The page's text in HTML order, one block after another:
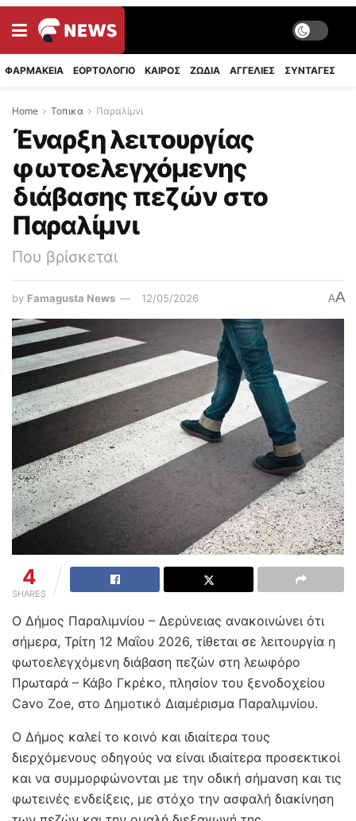
ΦΑΡΜΑΚΕΙΑ ΕΟΡΤΟΛΟΓΙΟ ΚΑΙΡΟΣ ΖΩΔΙΑ ΑΓΓΕΛΙΕΣ ΣΥΝΤΑΓΈΣ
Home Τοπικα Παραλίμνι
Έναρξη λειτουργίας
φωτοελεγχόμενης
διάβασης πεζών στο
Παραλίμνι
Που βρίσκεται
by Famagusta News 12/05/2026 AA
4
SHARES
Ο Δήμος Παραλιμνίου – Δερύνειας ανακοινώνει ότι
σήμερα, Τρίτη 12 Μαΐου 2026, τίθεται σε λειτουργία η
φωτοελεγχόμενη διάβαση πεζών στη λεωφόρο
Πρωταρά – Κάβο Γκρέκο, πλησίον του ξενοδοχείου
Cavo Zoe, στο Δημοτικό Διαμέρισμα Παραλιμνίου.
Ο Δήμος καλεί το κοινό και ιδιαίτερα τους
διερχόμενους οδηγούς να είναι ιδιαίτερα προσεκτικοί
και να συμμορφώνονται με την οδική σήμανση και τις
φωτεινές ενδείξεις, με στόχο την ασφαλή διακίνηση